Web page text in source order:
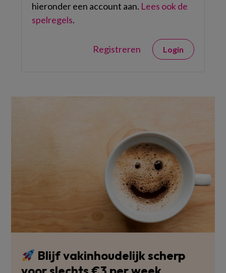
hieronder een account aan. Lees ook de
spelregels.
Registreren Login
Blijf vakinhoudelijk scherp